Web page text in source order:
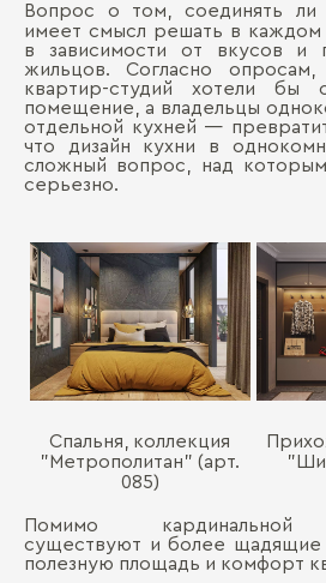
Вопрос о том, соединять ли
имеет смысл решать в каждом
в зависимости от вкусов и
жильцов. Согласно опросам,
квартир-студий хотели бы
помещение, а владельцы
отдельной кухней ―
что дизайн кухни в
сложный вопрос, над
серьезно.
Спальня, коллекция
"Метрополитан" (арт.
085)
Помимо кардинальной
существуют и более щадящие
полезную площадь и комфорт